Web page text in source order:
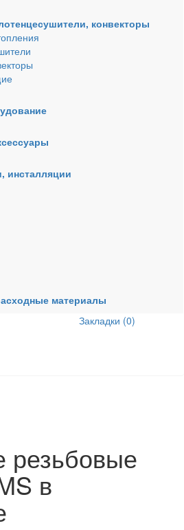
конвекторы
инсталляции
материалы
Закладки (0)
резьбовые
в